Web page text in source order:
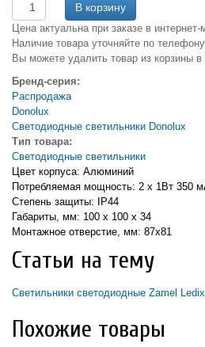
Цена актуальна при заказе в
Наличие товара уточняйте по
Вы можете удалить товар из корзины
Бренд-серия:
Распродажа
Donolux
Светодиодные светильники Donolux
Тип товара:
Светодиодные светильники
Цвет корпуса: Алюминий
Потребляемая мощность: 2 х 1Вт 350
Степень защиты: IP44
Габариты, мм: 100 х 100 х 34
Монтажное отверстие, мм: 87х81
Статьи на тему
Светильники светодиодные Zamel Ledix
Похожие товары